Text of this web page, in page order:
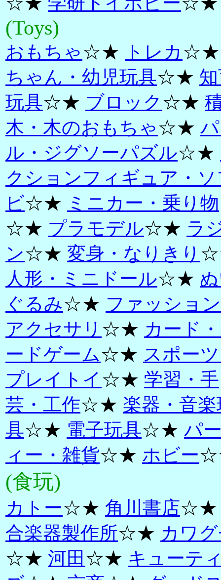
(Toys)
おもちゃ☆★ トレカ
ちゃん・幼児玩具☆★
玩具☆★ ブロック ☆★
木・木のおもちゃ☆★
ル・ジグソーパズル☆★
クションフィギュア・ソ
ビ☆★ ミニカー・乗り物
☆★ プラモデル☆★ ラ
ン☆★ 変身・なりきり
人形・ミニドール☆★
ぐるみ☆★ ファッショ
アクセサリ ☆★ カード
ードゲーム☆★ スポー
プレイトイ ☆★ 学習・手
芸・工作☆★ 楽器・音楽
具☆★ 電子玩具☆★ パ
ィー・雑貨☆★ ホビー
(食玩)
カトー☆★ 角川書店
合楽器製作所☆★ カワ
☆★ 河田 ☆★ キューテ